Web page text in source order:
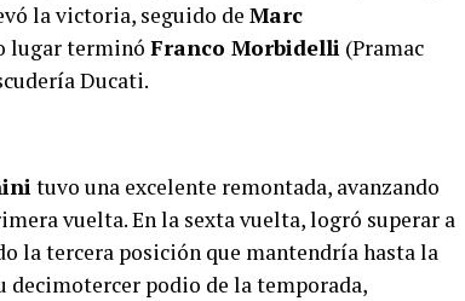
la victoria, seguido de Marc
lugar terminó Franco Morbidelli (Pramac
Ducati.
tuvo una excelente remontada, avanzando
vuelta. En la sexta vuelta, logró superar a
la tercera posición que mantendría hasta la
decimotercer podio de la temporada,